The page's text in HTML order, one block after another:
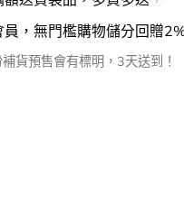
員，無門檻購物儲分回贈
貨預售會有標明，3天送到！